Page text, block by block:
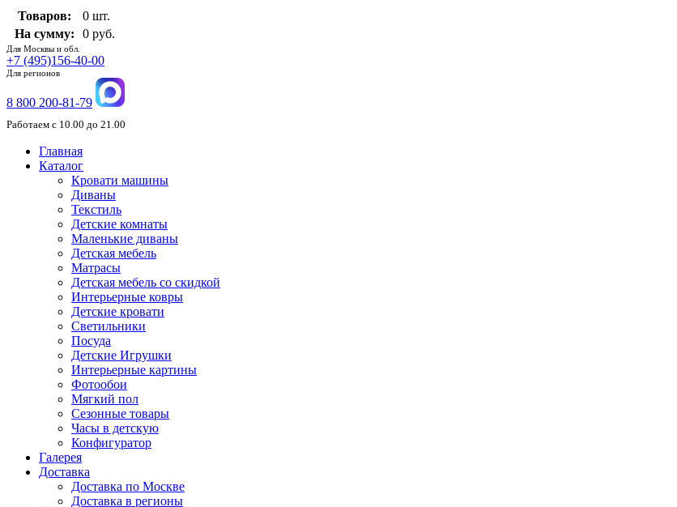
Товаров:
0 шт.
На сумму:
0 руб.
Для Москвы и обл.
+7 (495)156-40-00
Для регионов
8 800 200-81-79
Работаем с 10.00 до 21.00
Главная
Каталог
Кровати машины
Диваны
Текстиль
Детские комнаты
Маленькие диваны
Детская мебель
Матрасы
Детская мебель со скидкой
Интерьерные ковры
Детские кровати
Светильники
Посуда
Детские Игрушки
Интерьерные картины
Фотообои
Мягкий пол
Сезонные товары
Часы в детскую
Конфигуратор
Галерея
Доставка
Доставка по Москве
Доставка в регионы